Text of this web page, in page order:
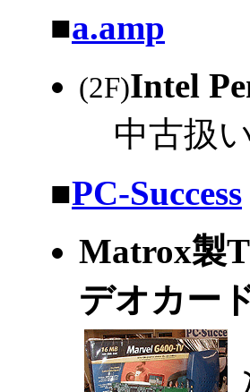
■a.amp
(2F)Intel
中古扱い
■PC-Success
Matrox製
デオカー